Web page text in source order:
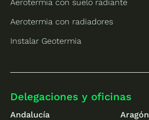
Aerotermia con suelo radiante
Aerotermia con radiadores
Instalar Geotermia
Delegaciones y oficinas
Andalucía
Aragón